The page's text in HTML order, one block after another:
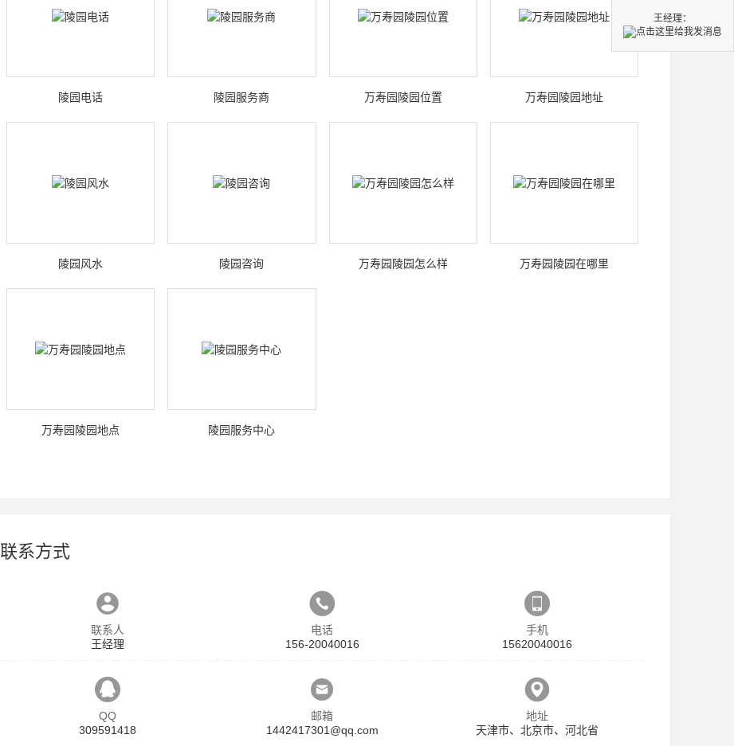
陵园电话 陵园服务商 万寿园陵园位置 万寿园陵园地址
陵园风水 陵园咨询 万寿园陵园怎么样 万寿园陵园在哪里
万寿园陵园地点 陵园服务中心
联系方式
联系人
王经理
电话
156-20040016
手机
15620040016
QQ
309591418
邮箱
1442417301@qq.com
地址
天津市、北京市、河北省
王经理：